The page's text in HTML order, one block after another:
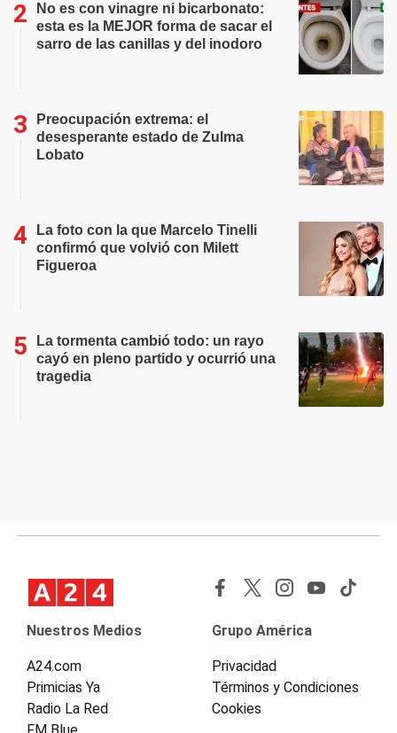
No es con vinagre ni bicarbonato:
esta es la MEJOR forma de sacar el
sarro de las canillas y del inodoro
Preocupación extrema: el
desesperante estado de Zulma
Lobato
La foto con la que Marcelo Tinelli
confirmó que volvió con Milett
Figueroa
La tormenta cambió todo: un rayo
cayó en pleno partido y ocurrió una
tragedia
Nuestros Medios
A24.com
Primicias Ya
Radio La Red
Grupo América
Privacidad
Términos y Condiciones
Cookies